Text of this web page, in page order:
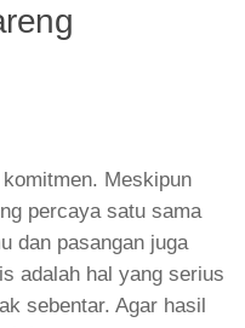
Meskipun
percaya satu sama
dan pasangan juga
adalah hal yang serius
sebentar. Agar hasil